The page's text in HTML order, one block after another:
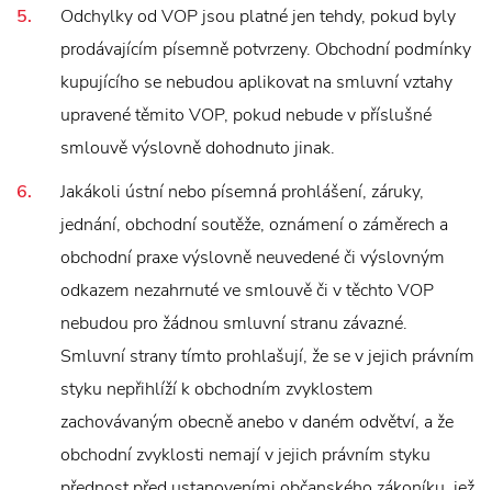
Odchylky od VOP jsou platné jen tehdy, pokud byly
prodávajícím písemně potvrzeny. Obchodní podmínky
kupujícího se nebudou aplikovat na smluvní vztahy
upravené těmito VOP, pokud nebude v příslušné
smlouvě výslovně dohodnuto jinak.
Jakákoli ústní nebo písemná prohlášení, záruky,
jednání, obchodní soutěže, oznámení o záměrech a
obchodní praxe výslovně neuvedené či výslovným
odkazem nezahrnuté ve smlouvě či v těchto VOP
nebudou pro žádnou smluvní stranu závazné.
Smluvní strany tímto prohlašují, že se v jejich právním
styku nepřihlíží k obchodním zvyklostem
zachovávaným obecně anebo v daném odvětví, a že
obchodní zvyklosti nemají v jejich právním styku